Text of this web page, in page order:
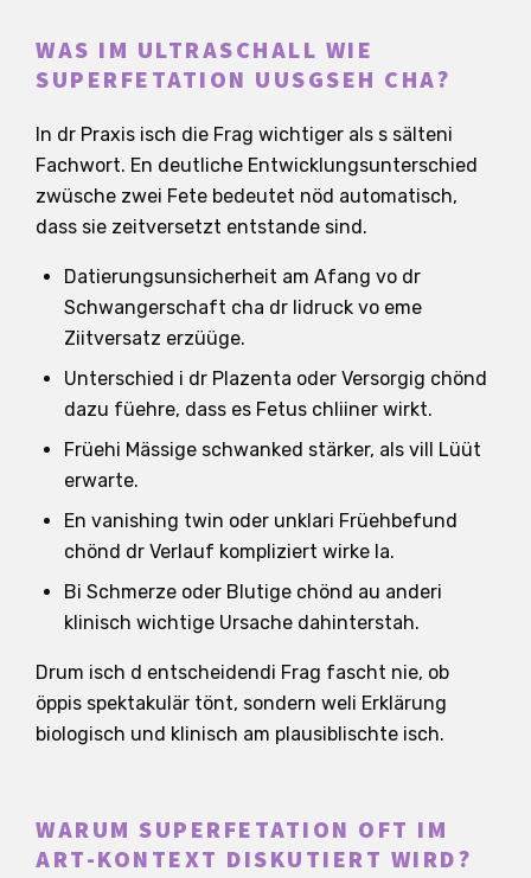
WAS IM ULTRASCHALL WIE
SUPERFETATION UUSGSEH CHA?
In dr Praxis isch die Frag wichtiger als s sälteni
Fachwort. En deutliche Entwicklungsunterschied
zwüsche zwei Fete bedeutet nöd automatisch,
dass sie zeitversetzt entstande sind.
Datierungsunsicherheit am Afang vo dr
Schwangerschaft cha dr Iidruck vo eme
Ziitversatz erzüüge.
Unterschied i dr Plazenta oder Versorgig chönd
dazu füehre, dass es Fetus chliiner wirkt.
Früehi Mässige schwanked stärker, als vill Lüüt
erwarte.
En vanishing twin oder unklari Früehbefund
chönd dr Verlauf kompliziert wirke la.
Bi Schmerze oder Blutige chönd au anderi
klinisch wichtige Ursache dahinterstah.
Drum isch d entscheidendi Frag fascht nie, ob
öppis spektakulär tönt, sondern weli Erklärung
biologisch und klinisch am plausiblischte isch.
WARUM SUPERFETATION OFT IM
ART-KONTEXT DISKUTIERT WIRD?